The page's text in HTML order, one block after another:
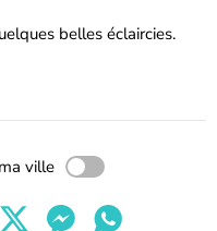
belles éclaircies.
ville